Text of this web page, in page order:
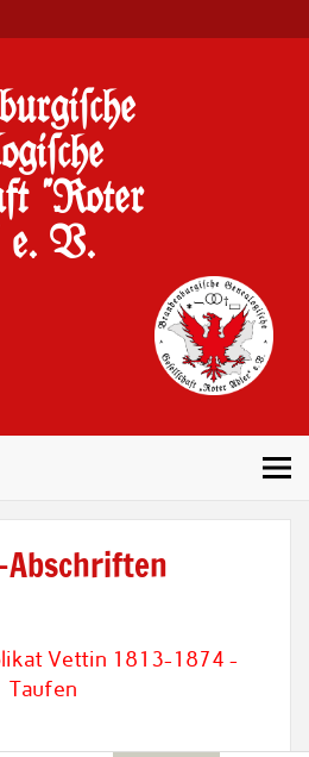
"Roter
e. V.
Vettin 1813-1874 -
Taufen